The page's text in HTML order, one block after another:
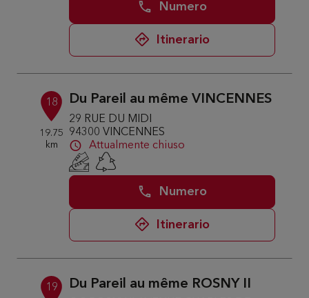
Numero
Itinerario
18
19.75
km
Du Pareil au même VINCENNES
29 RUE DU MIDI
94300 VINCENNES
Attualmente chiuso
Numero
Itinerario
19 Du Pareil au même ROSNY II